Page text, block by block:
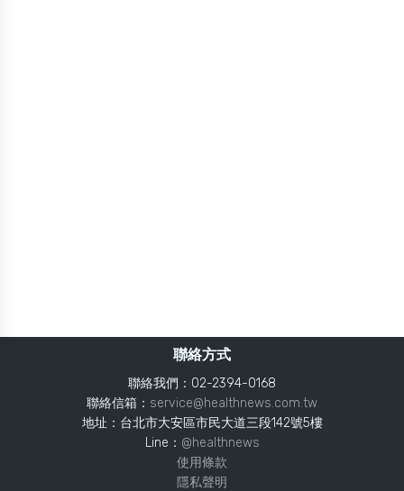
聯絡方式
聯絡我們：02-2394-0168
聯絡信箱： service@healthnews.com.tw
地址：台北市大安區市民大道三段142號5樓
Line： @healthnews
使用條款
隱私聲明